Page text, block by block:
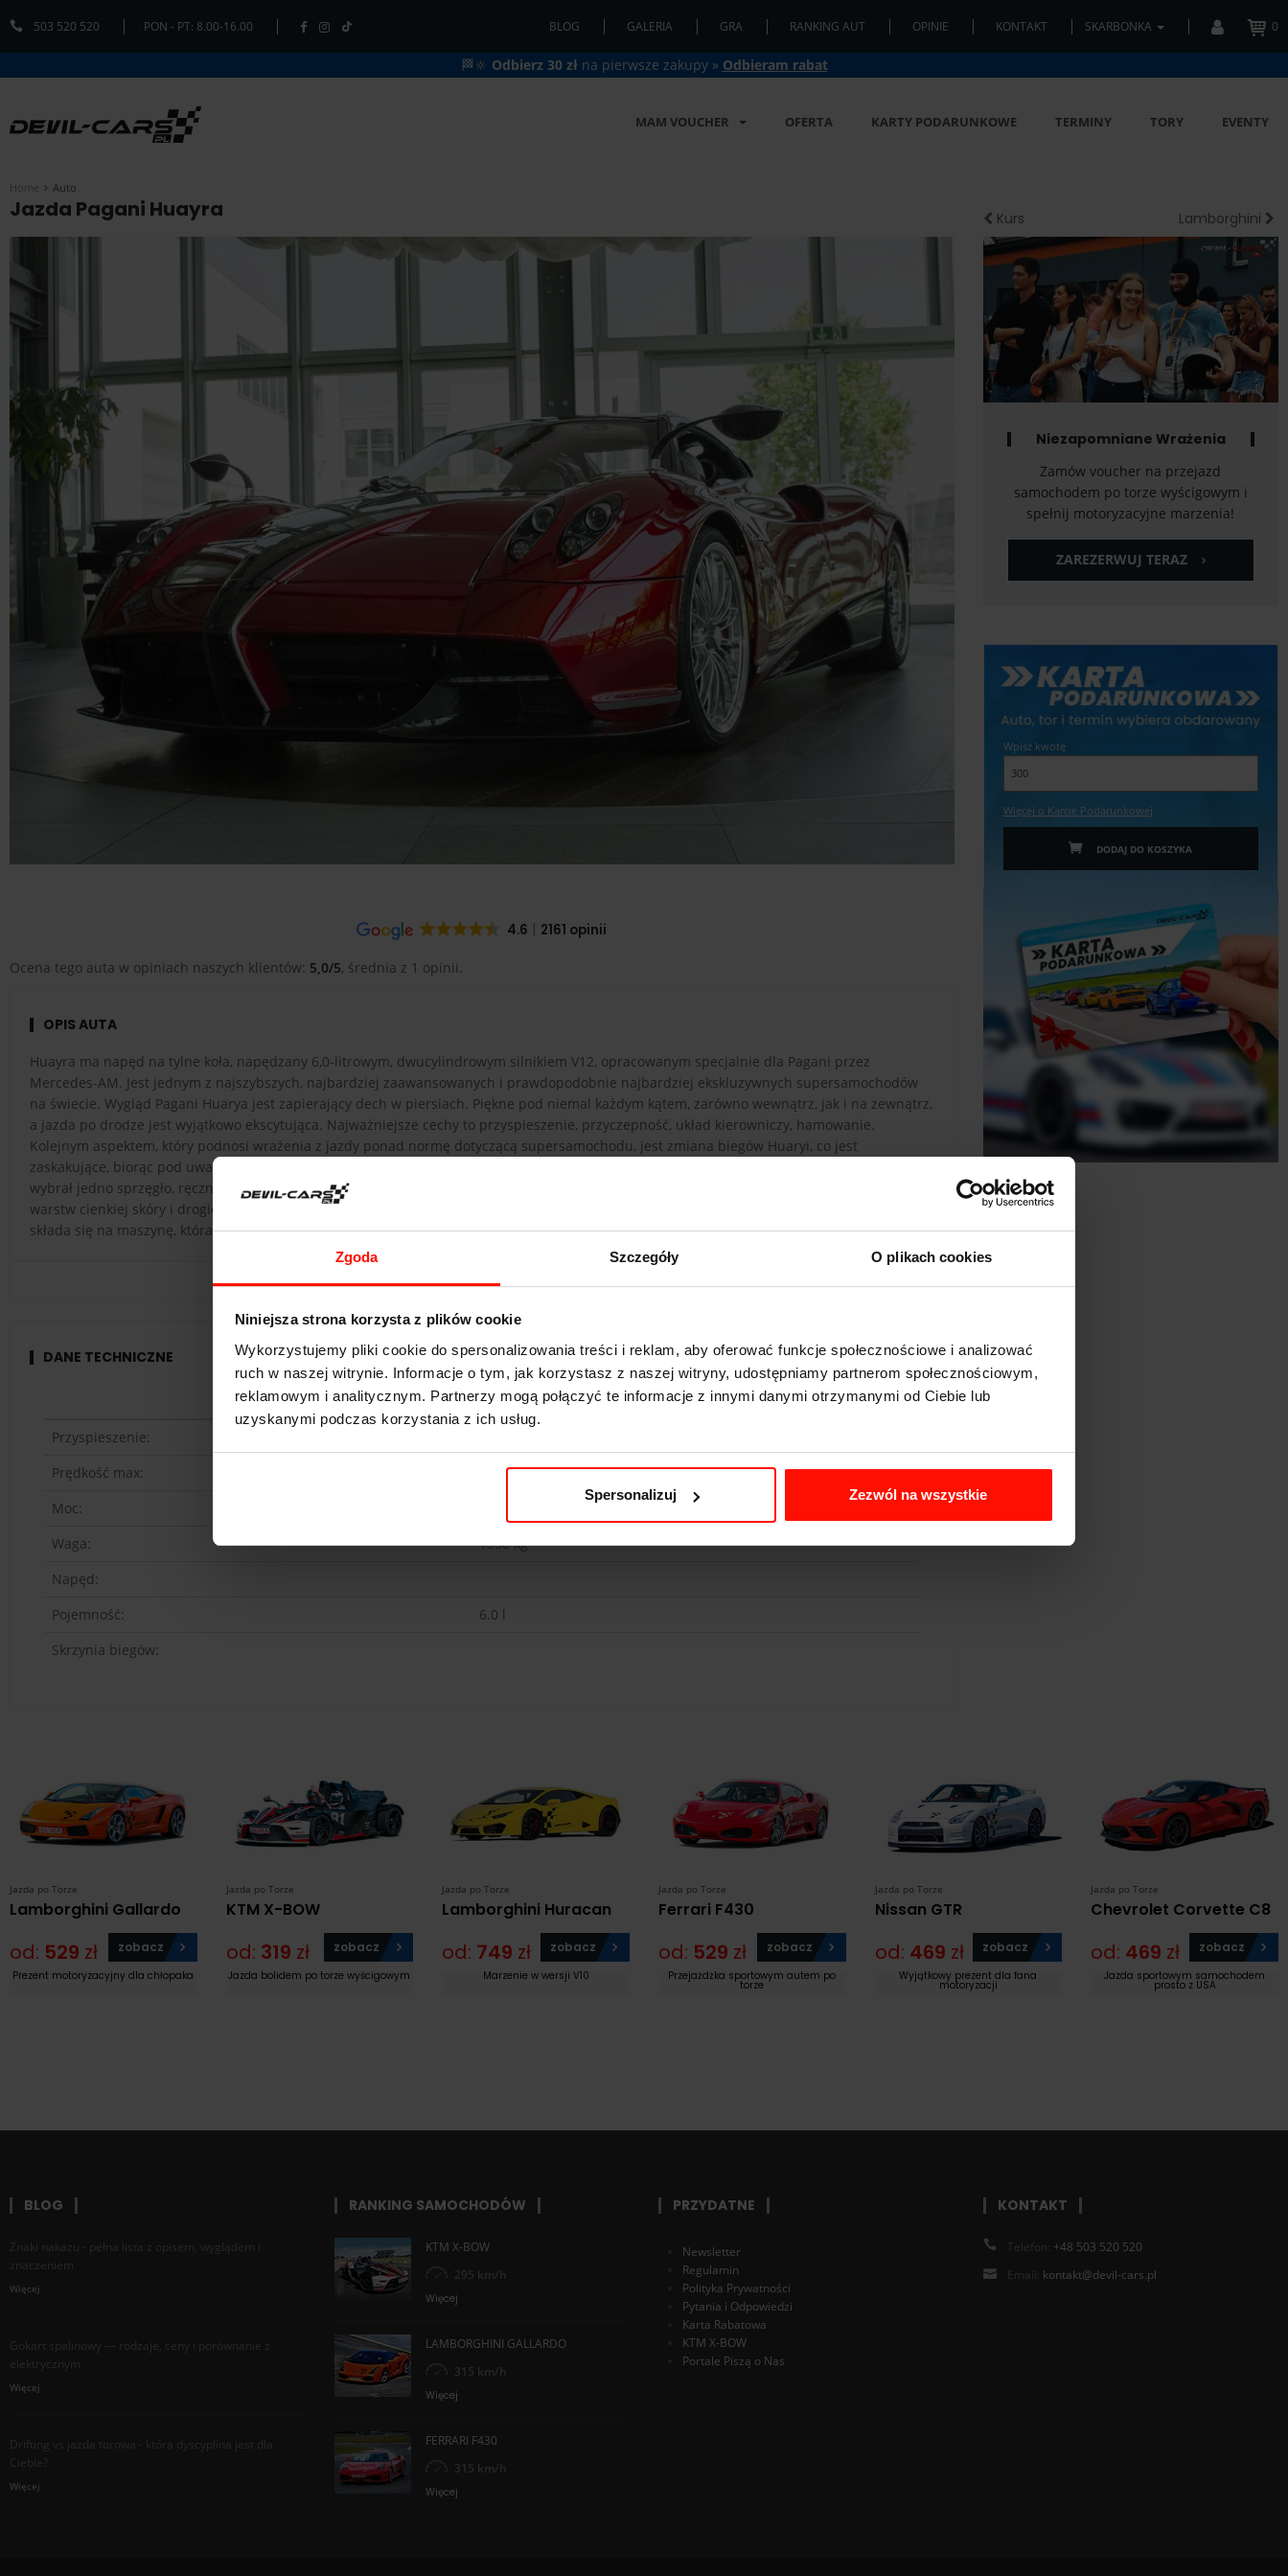
Zgoda Szczegóły O plikach cookies
Niniejsza strona korzysta z plików cookie
Wykorzystujemy pliki cookie do spersonalizowania treści i reklam, aby oferować funkcje społecznościowe i analizować
ruch w naszej witrynie. Informacje o tym, jak korzystasz z naszej witryny, udostępniamy partnerom społecznościowym,
reklamowym i analitycznym. Partnerzy mogą połączyć te informacje z innymi danymi otrzymanymi od Ciebie lub
uzyskanymi podczas korzystania z ich usług.
Spersonalizuj Zezwól na wszystkie
503 520 520 PON - PT: 8.00-16.00 BLOG GALERIA GRA RANKING AUT OPINIE KONTAKT SKARBONKA 0
🏁🔆 Odbierz 30 zł na pierwsze zakupy » Odbieram rabat
MAM VOUCHER OFERTA KARTY PODARUNKOWE TERMINY TORY EVENTY
Home Auto
Jazda Pagani Huayra
4.6 2161 opinii
Ocena tego auta w opiniach naszych klientów: 5,0/5, średnia z 1 opinii.
OPIS AUTA
Huayra ma napęd na tylne koła, napędzany 6,0-litrowym, dwucylindrowym silnikiem V12, opracowanym specjalnie dla Pagani przez
Mercedes-AM. Jest jednym z najszybszych, najbardziej zaawansowanych i prawdopodobnie najbardziej ekskluzywnych supersamochodów
na świecie. Wygląd Pagani Huarya jest zapierający dech w piersiach. Piękne pod niemal każdym kątem, zarówno wewnątrz, jak i na zewnątrz,
a jazda po drodze jest wyjątkowo ekscytująca. Najważniejsze cechy to przyspieszenie, przyczepność, układ kierowniczy, hamowanie.
Kolejnym aspektem, który podnosi wrażenia z jazdy ponad normę dotyczącą supersamochodu, jest zmiana biegów Huaryi, co jest
zaskakujące, biorąc pod uwagę fakt, że Pagani porzucił obecny trend w kierunku skrzyń biegów z podwójnym sprzęgłem i zamiast tego
wybrał jedno sprzęgło, ręcznie sterowane auto. Jeśli chodzi o wnętrze, Huarya jest podobna do Zondy, którą wysysa, ponieważ jest pełna
warstw cienkiej skóry i drogich metali, a wnętrze zdominowane jest przez przystojną i czystą aluminiową deskę rozdzielczą. Wszystko to
składa się na maszynę, która jest jeszcze bardziej niesamowita w prowadzeniu.
DANE TECHNICZNE
Pagani Huayra
Przyspieszenie:
Prędkość max:
km/h
Moc:
Waga:
1350kg
Napęd:
Pojemność:
6.0 l
Skrzynia biegów:
Kurs Lamborghini
Niezapomniane Wrażenia
Zamów voucher na przejazd
samochodem po torze wyścigowym i
spełnij motoryzacyjne marzenia!
ZAREZERWUJ TERAZ
Wpisz kwotę
Więcej o Karcie Podarunkowej
DODAJ DO KOSZYKA
Jazda po Torze
Lamborghini Gallardo
od: 529 zł zobacz
Prezent motoryzacyjny dla chłopaka
Jazda po Torze
KTM X-BOW
od: 319 zł zobacz
Jazda bolidem po torze wyścigowym
Jazda po Torze
Lamborghini Huracan
od: 749 zł zobacz
Marzenie w wersji V10
Jazda po Torze
Ferrari F430
od: 529 zł zobacz
Przejażdżka sportowym autem po
torze
Jazda po Torze
Nissan GTR
od: 469 zł zobacz
Wyjątkowy prezent dla fana
motoryzacji
Jazda po Torze
Chevrolet Corvette C8
od: 469 zł zobacz
Jazda sportowym samochodem
prosto z USA
BLOG
Znaki nakazu - pełna lista z opisem, wyglądem i
znaczeniem
Więcej
Gokart spalinowy — rodzaje, ceny i porównanie z
elektrycznym
Więcej
Drifting vs jazda torowa - która dyscyplina jest dla
Ciebie?
Więcej
RANKING SAMOCHODÓW
KTM X-BOW
295 km/h
Więcej
LAMBORGHINI GALLARDO
315 km/h
Więcej
FERRARI F430
315 km/h
Więcej
PRZYDATNE
Newsletter
Regulamin
Polityka Prywatności
Pytania i Odpowiedzi
Karta Rabatowa
KTM X-BOW
Portale Piszą o Nas
KONTAKT
Telefon: +48 503 520 520
Email: kontakt@devil-cars.pl